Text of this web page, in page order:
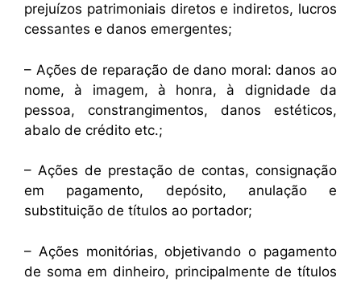
prejuízos patrimoniais diretos e indiretos, lucros
cessantes e danos emergentes;
– Ações de reparação de dano moral: danos ao
nome, à imagem, à honra, à dignidade da
pessoa, constrangimentos, danos estéticos,
abalo de crédito etc.;
– Ações de prestação de contas, consignação
em pagamento, depósito, anulação e
substituição de títulos ao portador;
– Ações monitórias, objetivando o pagamento
de soma em dinheiro, principalmente de títulos